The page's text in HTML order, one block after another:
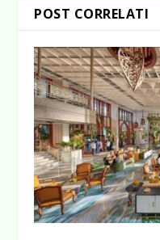
POST CORRELATI